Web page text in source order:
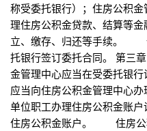
称受委托银行）；住房公积
理住房公积金贷款、结算等
立、缴存、归还等手续。
托银行签订委托合同。
金管理中心应当在受委托
应当向住房公积金管理中心
单位职工办理住房公积金账
住房公积金账户。 住房公